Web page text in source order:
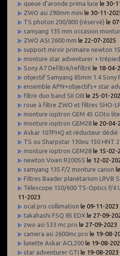
queue d'aronde prima luce le 30-
ZWO asi 290mm mini le 30-11-
TS photon 200/800 (réservé) le
samyang 135 mm occasion
ZWO ASI 2600 mm le 22-07-2025
support miroir primaire newton
monture star adventurer +
Sony A7 Defiltré/refiltré le 18-04-
objectif Samyang 85mm 1.4 Sony
ensemble APN+objectifs+ star
filtre duo band SII OIII le 25-01-
roue à filtre ZWO et filtres SHO-
monture ioptron GEM 45 GOto
monture ioptron GEM28 le 20-04-
Askar 107PHQ et réducteur dédié
TS ou Sharpstar 130ou 150 HNT
monture ioptron GEM28 le 15-02-
newton Vixen R200SS le 12-02-
samyang 135 F/2 monture canon
Filtres Baader planétarium LRVB
Télescope 150/600 TS-Optics f/4
11-2023
ocal pro collimation le 09-11-2023
takahashi FSQ 85 EDX le 27-09-
zwo asi 533 mc pro le 27-09-2023
camera asi 2600mc pro le 19-08-
lunette Askar ACL200 le 19-08-
star adventurer GTI le 19-08-2023